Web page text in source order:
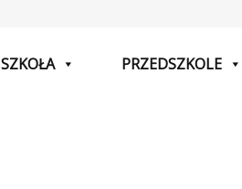
SZKOŁA PRZEDSZKOLE